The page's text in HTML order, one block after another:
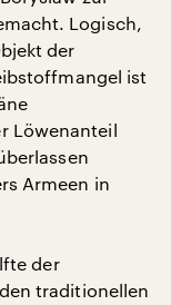
Logisch,
der
ist
Löwenanteil
Armeen in
der
traditionellen